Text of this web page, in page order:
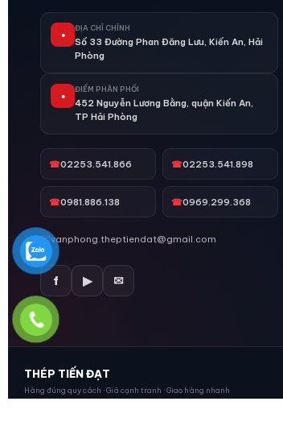
●
ĐỊA CHỈ CHÍNH
Số 33 Đường Phan Đăng Lưu, Kiến An, Hải
Phòng
●
ĐIỂM PHÂN PHỐI
452 Nguyễn Lương Bằng, quận Kiến An,
TP Hải Phòng
☎02253.541.866 ☎02253.541.898
☎0981.886.138 ☎0969.299.368
✉vanphong.theptiendat@gmail.com
f ▶ ✉
THÉP TIẾN ĐẠT
Hàng đúng quy cách · Giá cạnh tranh · Giao hàng nhanh